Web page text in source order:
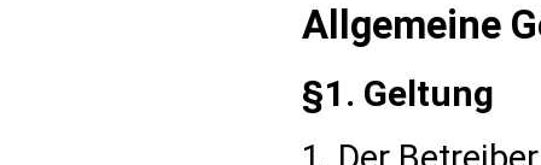
Allgemeine
§1. Geltung